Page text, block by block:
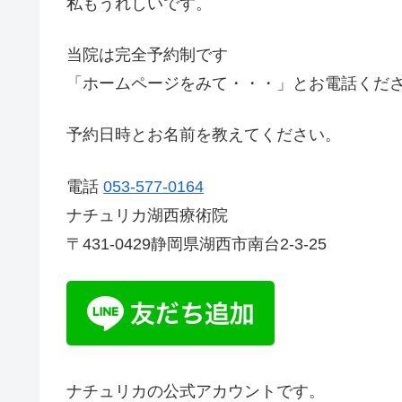
当院は完全予約制です
「ホームページをみて・・・」とお電話くだ
予約日時とお名前を教えてください。
電話 053-577-0164
ナチュリカ湖西療術院
〒431-0429静岡県湖西市南台2-3-25
ナチュリカの公式アカウントです。